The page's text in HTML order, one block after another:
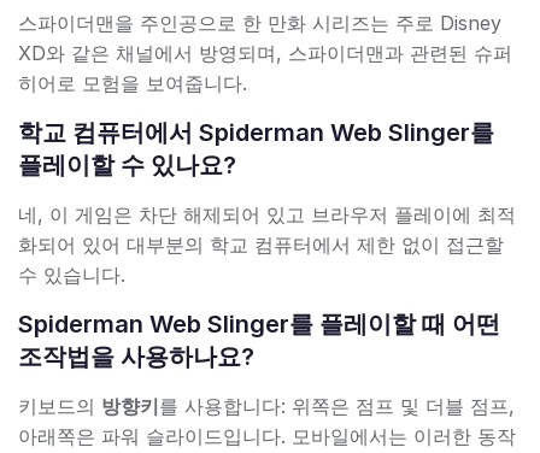
스파이더맨을 주인공으로 한 만화 시리즈는 주로 Disney
XD와 같은 채널에서 방영되며, 스파이더맨과 관련된 슈퍼
히어로 모험을 보여줍니다.
학교 컴퓨터에서 Spiderman Web Slinger를
플레이할 수 있나요?
네, 이 게임은 차단 해제되어 있고 브라우저 플레이에 최적
화되어 있어 대부분의 학교 컴퓨터에서 제한 없이 접근할
수 있습니다.
Spiderman Web Slinger를 플레이할 때 어떤
조작법을 사용하나요?
키보드의 방향키를 사용합니다: 위쪽은 점프 및 더블 점프,
아래쪽은 파워 슬라이드입니다. 모바일에서는 이러한 동작